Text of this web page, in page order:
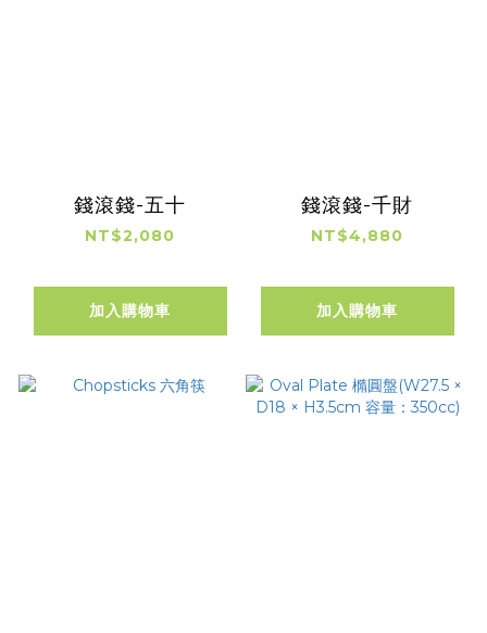
錢滾錢-五十
NT$2,080
加入購物車
錢滾錢-千財
NT$4,880
加入購物車